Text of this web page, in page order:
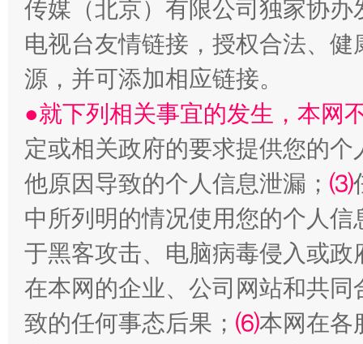
“刷贴”乱象丛生
生
揭批美国五大"原罪" "炒
传媒（北京）有限公司独家协
电视台友情链接，授权合法、
源，并可添加相应链接。
●就下列相关事宜的发生，本网
定或相关政府的要求提供您的个
他原因导致的个人信息泄漏； ⑶
中所列明的情况使用您的个人
于黑客攻击、电脑病毒侵入或
在本网的企业、公司网站和共
致的任何事态后果； ⑹本网在各